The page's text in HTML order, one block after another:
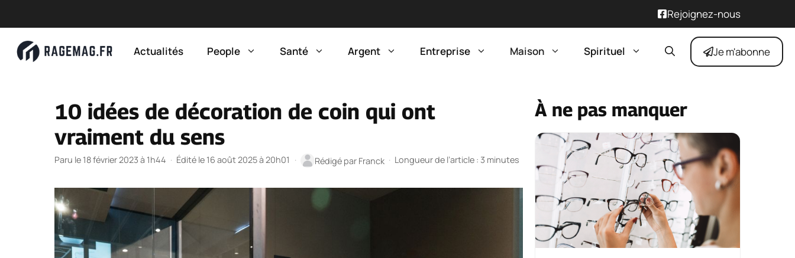
Rejoignez-nous
Actualités People Santé Argent Entreprise Maison Spirituel Je m'abonne
10 idées de décoration de coin qui ont
vraiment du sens
Paru le 18 février 2023 à 1h44 · Édité le 16 août 2025 à 20h01 · Rédigé par Franck · Longueur de l’article : 3 minutes
À ne pas manquer